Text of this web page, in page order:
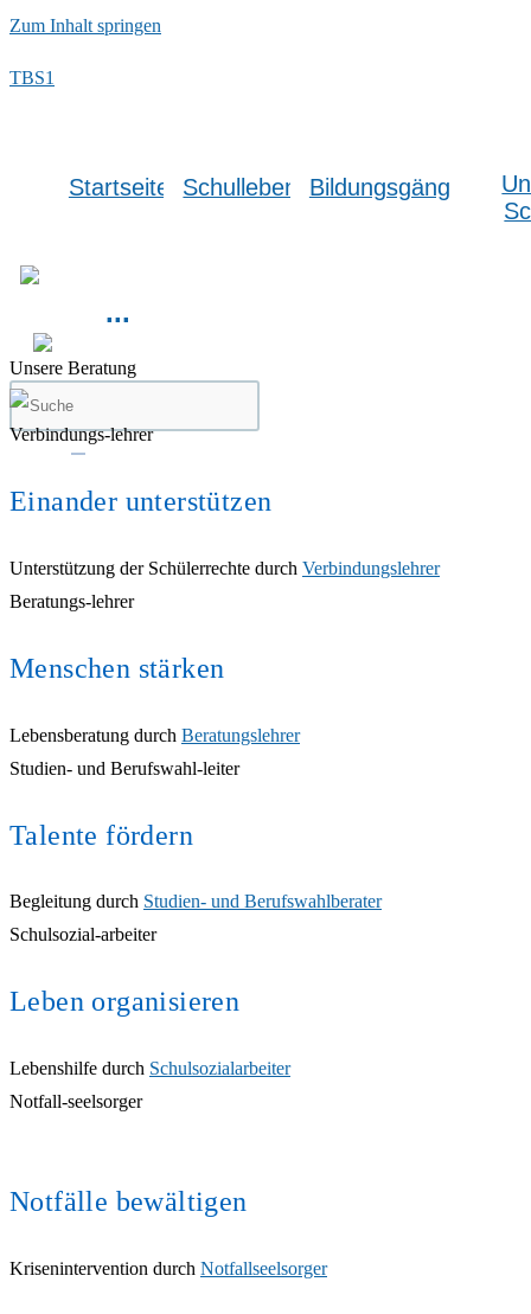
Zum Inhalt springen
TBS1
Startseite Schulleben Bildungsgänge
...
Unsere Beratung
Verbindungs-lehrer
Einander unterstützen
Unterstützung der Schülerrechte durch Verbindungslehrer
Beratungs-lehrer
Menschen stärken
Lebensberatung durch Beratungslehrer
Studien- und Berufswahl-leiter
Talente fördern
Begleitung durch Studien- und Berufswahlberater
Schulsozial-arbeiter
Leben organisieren
Lebenshilfe durch Schulsozialarbeiter
Notfall-seelsorger
Notfälle bewältigen
Krisenintervention durch Notfallseelsorger